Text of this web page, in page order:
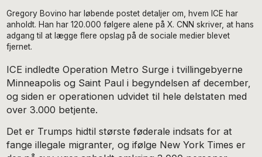
Gregory Bovino har løbende postet detaljer om, hvem ICE har
anholdt. Han har 120.000 følgere alene på X. CNN skriver, at hans
adgang til at lægge flere opslag på de sociale medier blevet
fjernet.
ICE indledte Operation Metro Surge i tvillingebyerne
Minneapolis og Saint Paul i begyndelsen af december,
og siden er operationen udvidet til hele delstaten med
over 3.000 betjente.
Det er Trumps hidtil største føderale indsats for at
fange illegale migranter, og ifølge New York Times er